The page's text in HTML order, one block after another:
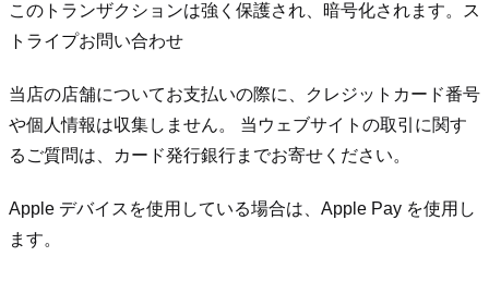
このトランザクションは強く保護され、暗号化されます。
ス
トライプお問い合わせ
当店の店舗についてお支払いの際に、クレジットカード番号
や個人情報は収集しません。 当ウェブサイトの取引に関す
るご質問は、カード発行銀行までお寄せください。
Apple デバイスを使用している場合は、Apple Pay を使用し
ます。